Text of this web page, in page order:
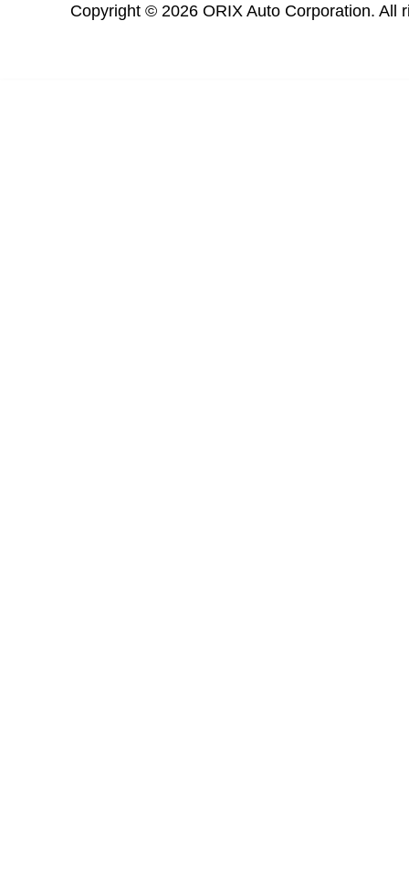
Copyright © 2026 ORIX Auto Corporation. All